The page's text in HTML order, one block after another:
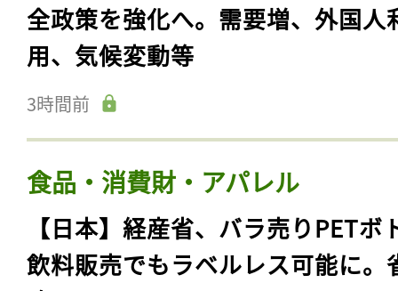
全政策を強化へ。需要増、外国人
用、気候変動等
3時間前
食品・消費財・アパレル
【日本】経産省、バラ売りPETボ
飲料販売でもラベルレス可能に。